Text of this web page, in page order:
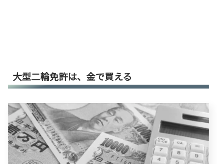
大型二輪免許は、金で買える